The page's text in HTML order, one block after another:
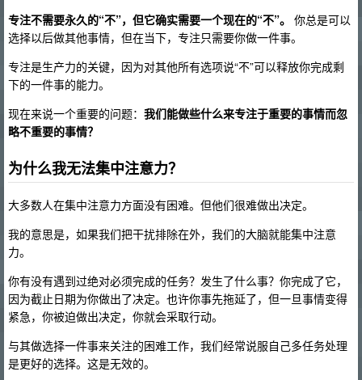
专注不需要永久的“不”，但它确实需要一个现在的“不”。 你总是可以
选择以后做其他事情，但在当下，专注只需要你做一件事。
专注是生产力的关键，因为对其他所有选项说“不”可以释放你完成剩
下的一件事的能力。
现在来说一个重要的问题： 我们能做些什么来专注于重要的事情而忽
略不重要的事情？
为什么我无法集中注意力？
大多数人在集中注意力方面没有困难。但他们很难做出决定。
我的意思是，如果我们把干扰排除在外，我们的大脑就能集中注意
力。
你有没有遇到过绝对必须完成的任务？发生了什么事？你完成了它，
因为截止日期为你做出了决定。也许你事先拖延了，但一旦事情变得
紧急，你被迫做出决定，你就会采取行动。
与其做选择一件事来关注的困难工作，我们经常说服自己多任务处理
是更好的选择。这是无效的。